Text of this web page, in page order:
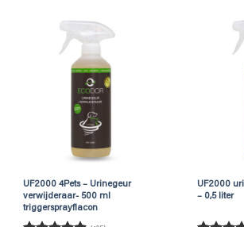
UF2000 4Pets – Urinegeur
verwijderaar- 500 ml
triggersprayflacon
UF2000
– 0,5 liter